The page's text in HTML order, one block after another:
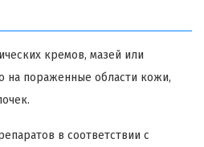
кремов, мазей или
на пораженные области кожи,
в соответствии с